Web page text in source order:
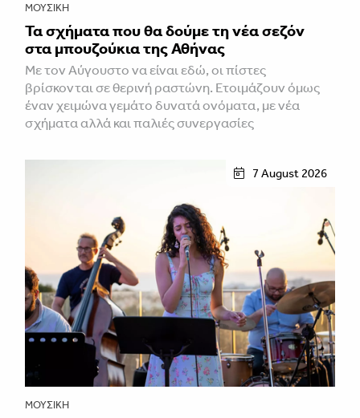
ΜΟΥΣΙΚΉ
Τα σχήματα που θα δούμε τη νέα σεζόν
στα μπουζούκια της Αθήνας
Με τον Αύγουστο να είναι εδώ, οι πίστες
βρίσκονται σε θερινή ραστώνη. Ετοιμάζουν όμως
έναν χειμώνα γεμάτο δυνατά ονόματα, με νέα
σχήματα αλλά και παλιές συνεργασίες
7 August 2026
ΜΟΥΣΙΚΉ